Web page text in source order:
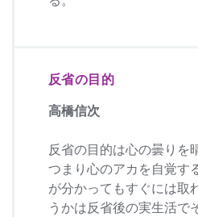
反省の目的
高橋信次
反省の目的は心の曇りを
つまり心のアカを自覚す
が分かってもすぐには取
うかは反省後の実生活で